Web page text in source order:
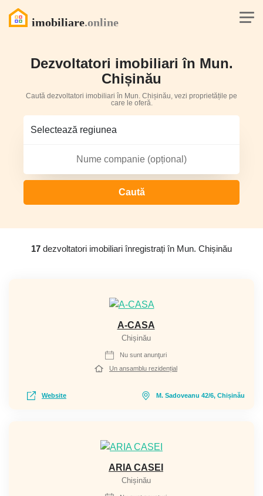
Dezvoltatori imobiliari în Mun.
Chișinău
Caută dezvoltatori imobiliari în Mun. Chișinău, vezi proprietățile pe
care le oferă.
Caută
17 dezvoltatori imobiliari înregistrați în Mun. Chișinău
A-CASA
Chișinău
Nu sunt anunţuri
Un ansamblu rezidențial
Website M. Sadoveanu 42/6, Chișinău
ARIA CASEI
Chișinău